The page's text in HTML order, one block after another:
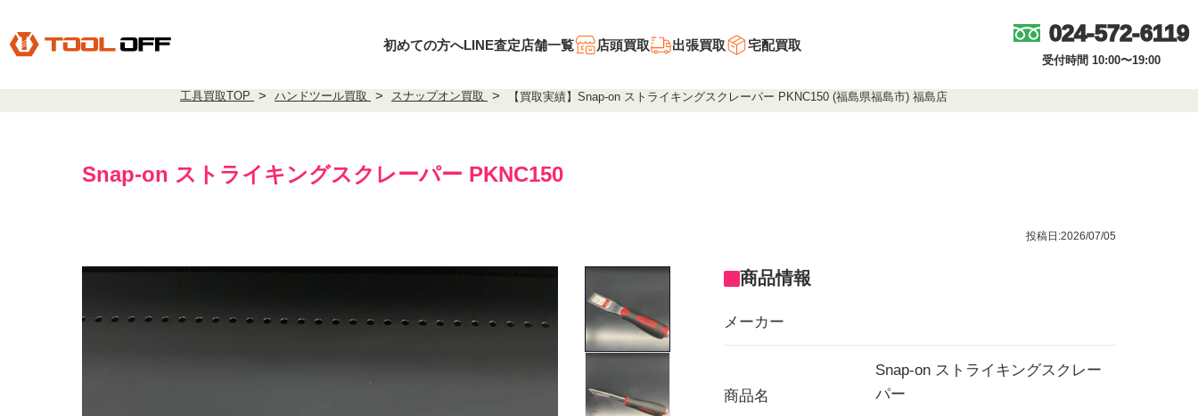
初めての方へLINE査定店舗一覧 店頭買取 出張買取 宅配買取 024-572-6119
受付時間 10:00〜19:00
工具買取TOP ハンドツール買取 スナップオン買取 【買取実績】Snap-on ストライキングスクレーパー PKNC150 (福島県福島市) 福島店
Snap-on ストライキングスクレーパー PKNC150
投稿日:2026/07/05
商品情報
メーカー
商品名
Snap-on ストライキングスクレー
パー